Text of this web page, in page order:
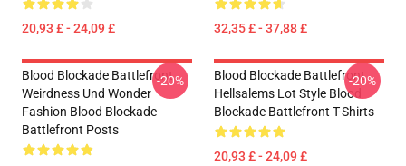
20,93 £ - 24,09 £ 32,35 £ - 37,88 £
Blood Blockade Battlefront
Weirdness Und Wonder
Fashion Blood Blockade
Battlefront Posts
-20%
Blood Blockade Battlefront
Hellsalems Lot Style Blood
Blockade Battlefront T-Shirts
20,93 £ - 24,09 £
-20%